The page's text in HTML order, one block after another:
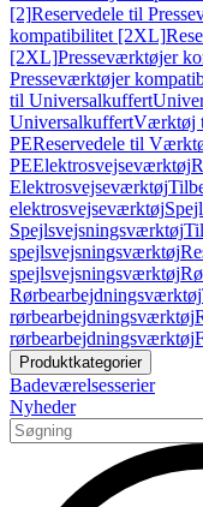
[2]Reservedele til
kompatibilitet [2XL]
[2XL]Presseværktøjer
Presseværktøjer
til Universalkuffert
UniversalkuffertVærktøj
PEReservedele til
PEElektrosvejseværktøj
Elektrosvejseværktøj
elektrosvejseværktøj
Spejlsvejsningsværktøj
spejlsvejsningsværktøj
spejlsvejsningsværktøj
Rørbearbejdningsværktøj
rørbearbejdningsværktøj
rørbearbejdningsværktøj
Produktkategorier
Badeværelsesserier
Nyheder